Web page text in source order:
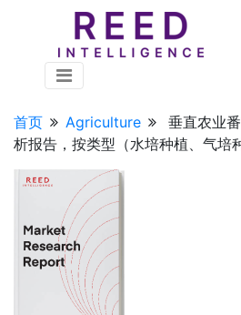
首页 Agriculture
垂直农业
析报告，按类型（水培种植、气培